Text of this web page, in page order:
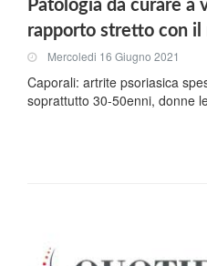
Patologia da curare a
rapporto stretto con il
Mercoledi 16 Giugno 2021
Caporali: artrite psoriasica
soprattutto 30-50enni, donne